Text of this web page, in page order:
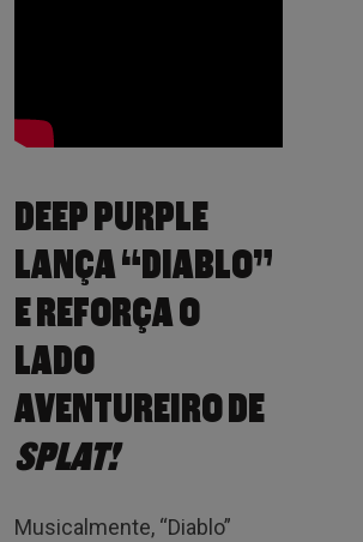
DEEP PURPLE
LANÇA “DIABLO”
E REFORÇA O
LADO
AVENTUREIRO DE
SPLAT!
Musicalmente, “Diablo”